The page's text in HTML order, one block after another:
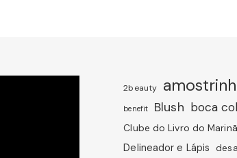
2beauty
benefit Blush boca
Clube do Livro do
Delineador e Lápis